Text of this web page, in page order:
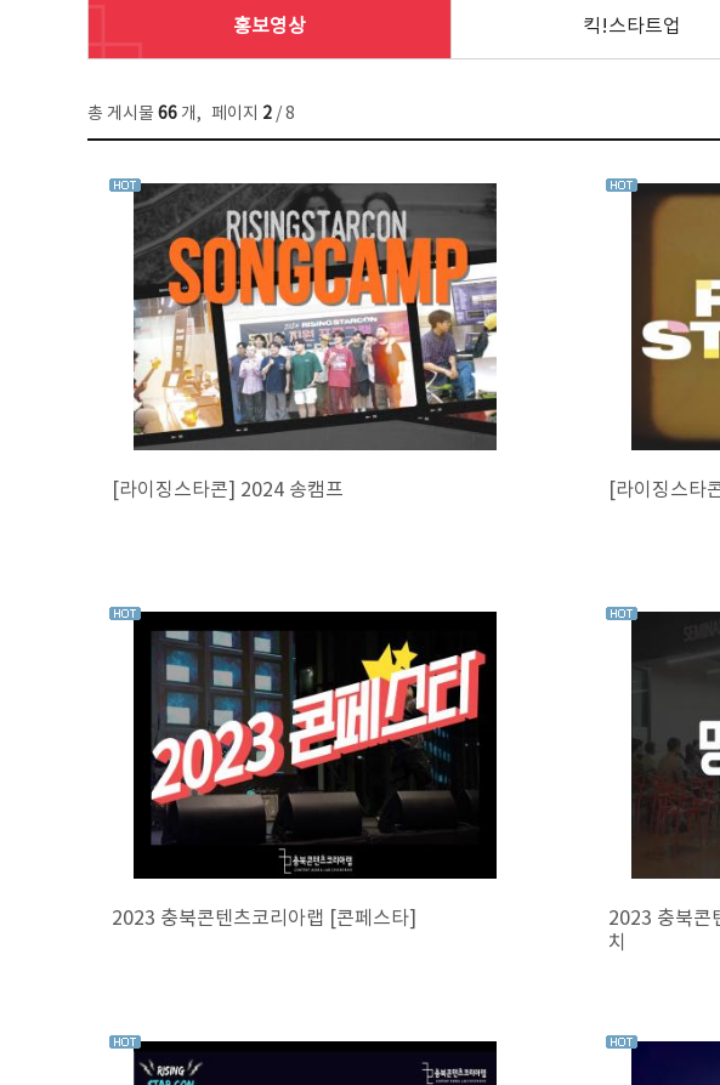
홍보영상 킥!스타트업
총 게시물 66 개, 페이지 2 / 8
[라이징스타콘] 2024 송캠프 [라이징스타
2023 충북콘텐츠코리아랩 [콘페스타]
2023 충북콘
치